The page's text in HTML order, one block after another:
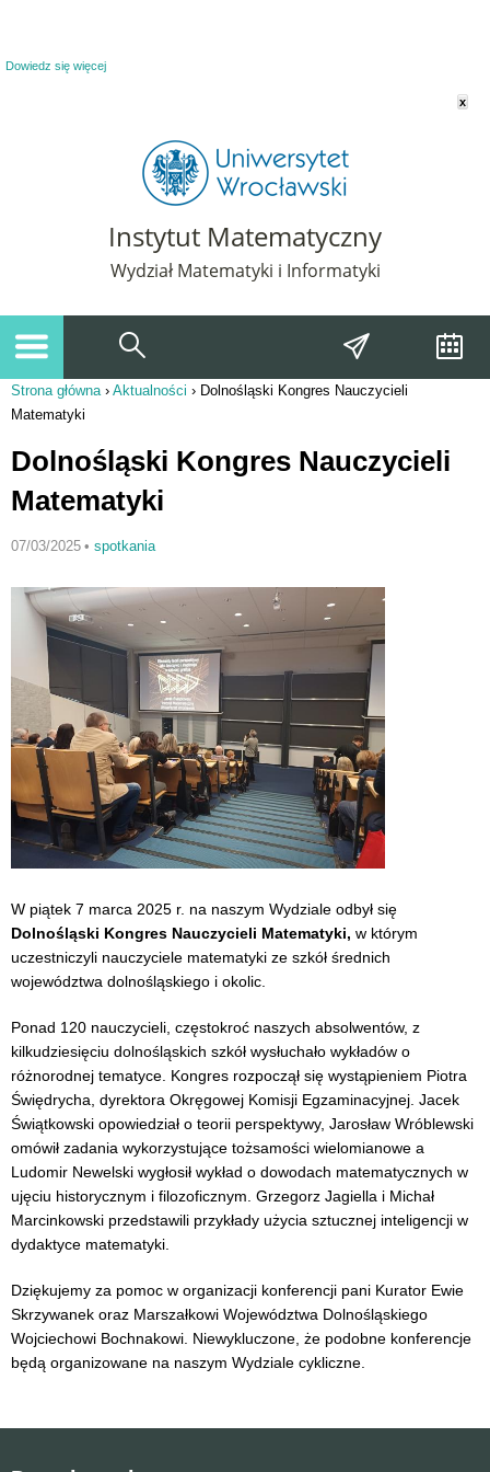
Dowiedz się więcej
x
Instytut Matematyczny
Wydział Matematyki i Informatyki
Jesteś tutaj
Strona główna› Aktualności › Dolnośląski Kongres Nauczycieli
Matematyki
Dolnośląski Kongres Nauczycieli
Matematyki
07/03/2025 • spotkania
W piątek 7 marca 2025 r. na naszym Wydziale odbył się
Dolnośląski Kongres Nauczycieli Matematyki, w którym
uczestniczyli nauczyciele matematyki ze szkół średnich
województwa dolnośląskiego i okolic.
Ponad 120 nauczycieli, częstokroć naszych absolwentów, z
kilkudziesięciu dolnośląskich szkół wysłuchało wykładów o
różnorodnej tematyce. Kongres rozpoczął się wystąpieniem Piotra
Świędrycha, dyrektora Okręgowej Komisji Egzaminacyjnej. Jacek
Świątkowski opowiedział o teorii perspektywy, Jarosław Wróblewski
omówił zadania wykorzystujące tożsamości wielomianowe a
Ludomir Newelski wygłosił wykład o dowodach matematycznych w
ujęciu historycznym i filozoficznym. Grzegorz Jagiella i Michał
Marcinkowski przedstawili przykłady użycia sztucznej inteligencji w
dydaktyce matematyki.
Dziękujemy za pomoc w organizacji konferencji pani Kurator Ewie
Skrzywanek oraz Marszałkowi Województwa Dolnośląskiego
Wojciechowi Bochnakowi. Niewykluczone, że podobne konferencje
będą organizowane na naszym Wydziale cykliczne.